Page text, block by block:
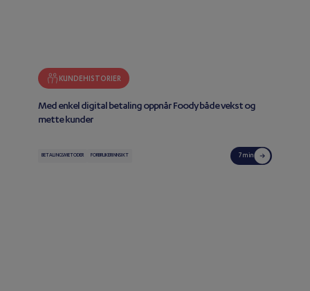
KUNDEHISTORIER
Med enkel digital betaling oppnår Foody både vekst og
mette kunder
BETALINGSMETODER FORBRUKERINNSIKT 7 min